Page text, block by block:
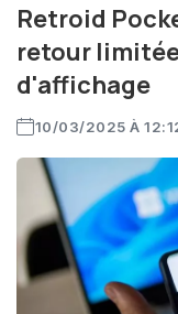
Retroid
retour
d'affichage
10/03/2025 À